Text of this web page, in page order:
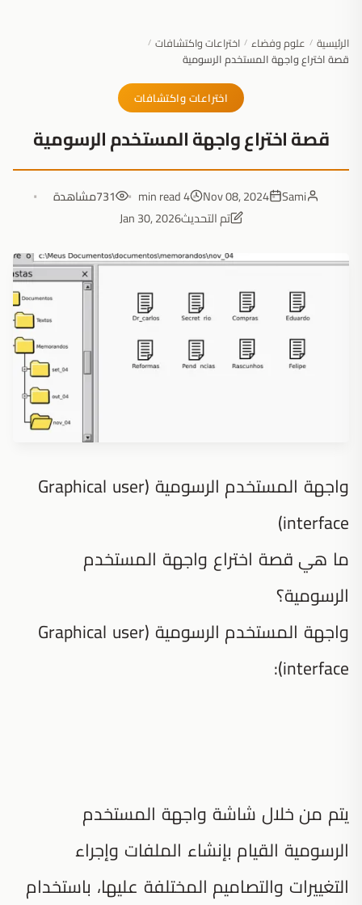
الرئيسية / علوم وفضاء / اختراعات واكتشافات /
قصة اختراع واجهة المستخدم الرسومية
اختراعات واكتشافات
قصة اختراع واجهة المستخدم الرسومية
Sami
Nov 08, 2024
4 min read
731مشاهدة
تم التحديثJan 30, 2026
واجهة المستخدم الرسومية (Graphical user
interface)
ما هي قصة اختراع واجهة المستخدم
الرسومية؟
واجهة المستخدم الرسومية (Graphical user
interface):
يتم من خلال شاشة واجهة المستخدم
الرسومية القيام بإنشاء الملفات وإجراء
التغييرات والتصاميم المختلفة عليها، باستخدام